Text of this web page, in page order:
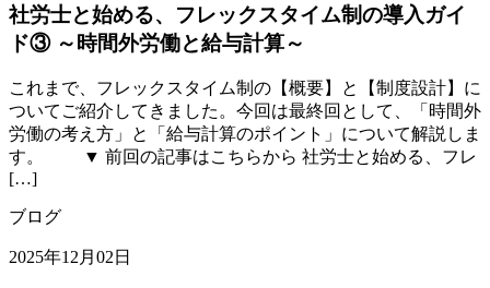
社労士と始める、フレックスタイム制の導入ガイ
ド③ ～時間外労働と給与計算～
これまで、フレックスタイム制の【概要】と【制度設計】に
ついてご紹介してきました。今回は最終回として、「時間外
労働の考え方」と「給与計算のポイント」について解説しま
す。 ▼ 前回の記事はこちらから 社労士と始める、フレ
[…]
ブログ
2025年12月02日